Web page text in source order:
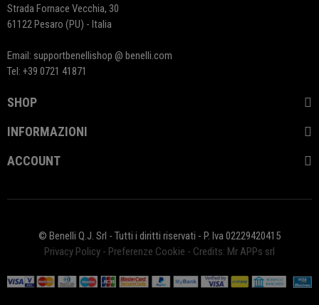
Strada Fornace Vecchia, 30
61122 Pesaro (PU) - Italia
Email: supportbenellishop @ benelli.com
Tel: +39 0721 41871
SHOP
INFORMAZIONI
ACCOUNT
© Benelli Q.J. Srl - Tutti i diritti riservati - P. Iva 02229420415
Privacy Policy - Preferenze Cookie - Credits: Mr APPs srl